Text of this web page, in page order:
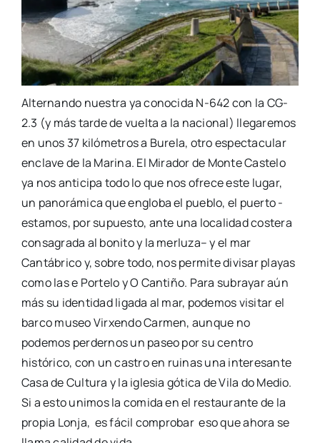
Alternando nuestra ya conocida N-642 con la CG-
2.3 (y más tarde de vuelta a la nacional) llegaremos
en unos 37 kilómetros a Burela, otro espectacular
enclave de la Marina. El Mirador de Monte Castelo
ya nos anticipa todo lo que nos ofrece este lugar,
un panorámicaque engloba el pueblo, el puerto -
estamos, por supuesto, ante una localidad costera
consagrada al bonito y la merluza– yel mar
Cantábrico y, sobre todo, nos permite divisar playas
como las e Porteloy O Cantiño. Para subrayar aún
más su identidad ligada al mar, podemos visitar el
barco museoVirxendo Carmen, aunque no
podemos perdernos un paseo por su centro
histórico, con un castro en ruinas una interesante
Casa de Cultura y la iglesia gótica de Vila do Medio.
Si a esto unimos la comida en el restaurante de la
propia Lonja, esfácil comprobar esoque ahora se